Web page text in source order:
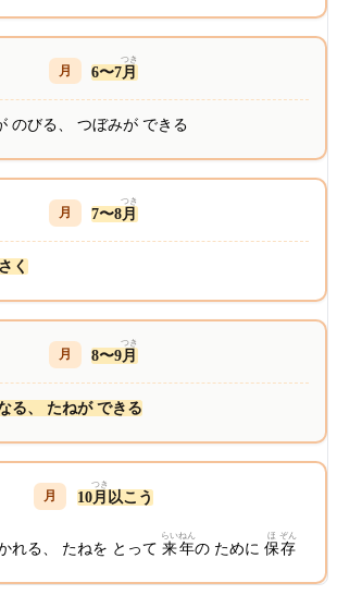
6〜7 月
つき
のびる、 つぼみが できる
7〜8 月
つき
く
8〜9 月
つき
る、 たねが できる
10月
つき
以こう
れる、 たねを とって来年
らいねん
の ために保
ほ
存
ぞん